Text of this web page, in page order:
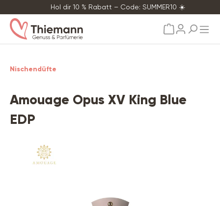
Hol dir 10 % Rabatt – Code: SUMMER10 ☀️
Nischendüfte
Amouage Opus XV King Blue
EDP